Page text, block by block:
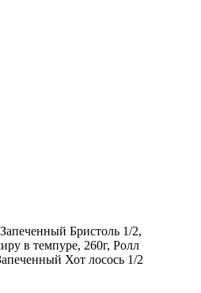
Бристоль 1/2,
в темпуре, 260г, Ролл
Хот лосось 1/2